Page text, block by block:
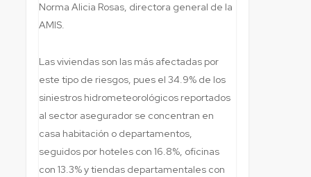
Norma Alicia Rosas, directora general de la
AMIS.
Las viviendas son las más afectadas por
este tipo de riesgos, pues el 34.9% de los
siniestros hidrometeorológicos reportados
al sector asegurador se concentran en
casa habitación o departamentos,
seguidos por hoteles con 16.8%, oficinas
con 13.3% y tiendas departamentales con